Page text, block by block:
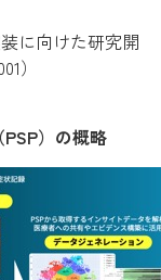
に向けた研究開
）
）の概略